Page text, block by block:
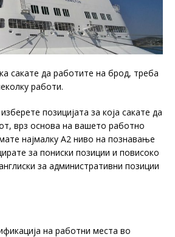
сакате да работите на брод, треба
работи.
позицијата за која сакате да
врз основа на вашето работно
најмалку А2 ниво на познавање
за пониски позиции и повисоко
за административни позиции
на работни места во